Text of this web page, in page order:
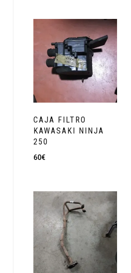
CAJA FILTRO
KAWASAKI NINJA
250
60€